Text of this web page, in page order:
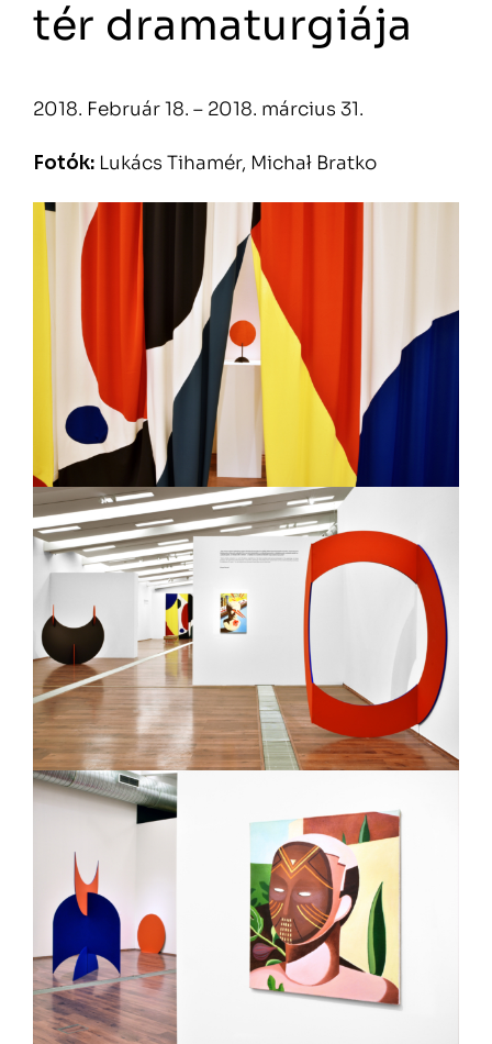
tér dramaturgiája
2018. Február 18. – 2018. március 31.
Fotók: Lukács Tihamér, Michał Bratko